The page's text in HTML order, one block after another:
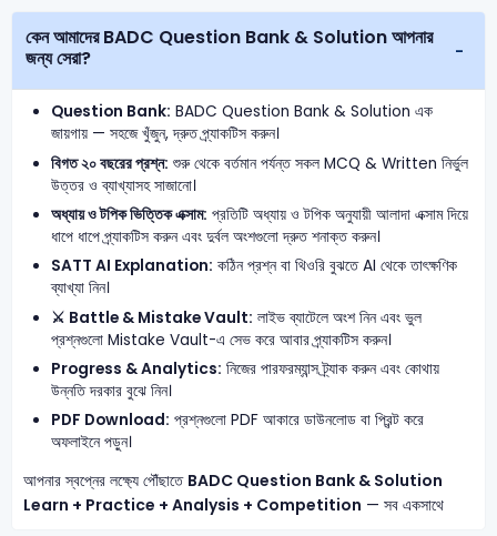
কেন আমাদের BADC Question Bank & Solution আপনার
জন্য সেরা?
Question Bank: BADC Question Bank & Solution এক
জায়গায় — সহজে খুঁজুন, দ্রুত প্র্যাকটিস করুন।
বিগত ২০ বছরের প্রশ্ন: শুরু থেকে বর্তমান পর্যন্ত সকল MCQ & Written নির্ভুল
উত্তর ও ব্যাখ্যাসহ সাজানো।
অধ্যায় ও টপিক ভিত্তিক এক্সাম: প্রতিটি অধ্যায় ও টপিক অনুযায়ী আলাদা এক্সাম দিয়ে
ধাপে ধাপে প্র্যাকটিস করুন এবং দুর্বল অংশগুলো দ্রুত শনাক্ত করুন।
SATT AI Explanation: কঠিন প্রশ্ন বা থিওরি বুঝতে AI থেকে তাৎক্ষণিক
ব্যাখ্যা নিন।
⚔️ Battle & Mistake Vault: লাইভ ব্যাটেলে অংশ নিন এবং ভুল
প্রশ্নগুলো Mistake Vault-এ সেভ করে আবার প্র্যাকটিস করুন।
Progress & Analytics: নিজের পারফরম্যান্স ট্র্যাক করুন এবং কোথায়
উন্নতি দরকার বুঝে নিন।
PDF Download: প্রশ্নগুলো PDF আকারে ডাউনলোড বা প্রিন্ট করে
অফলাইনে পড়ুন।
আপনার স্বপ্নের লক্ষ্যে পৌঁছাতে BADC Question Bank & Solution
Learn + Practice + Analysis + Competition — সব একসাথে